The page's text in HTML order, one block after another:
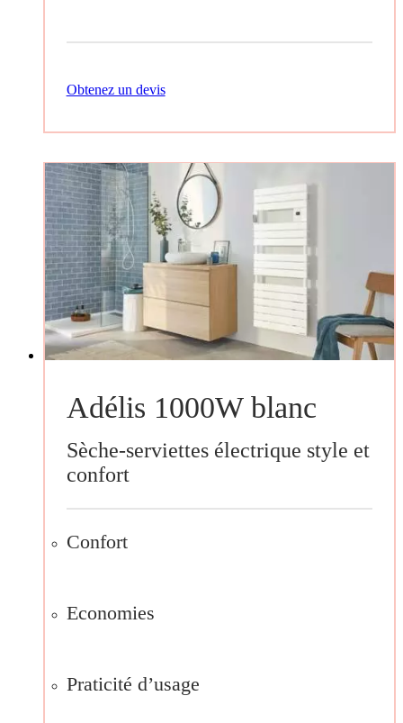
Obtenez un devis
Adélis 1000W blanc
Sèche-serviettes électrique style et
confort
Confort
Economies
Praticité d’usage